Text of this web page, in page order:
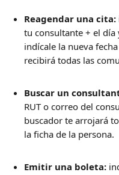
Reagendar una cita:
tu consultante + el día
indícale la nueva
recibirá todas las
Buscar un
RUT o correo del
buscador te arrojará
la ficha de la persona.
Emitir una boleta: